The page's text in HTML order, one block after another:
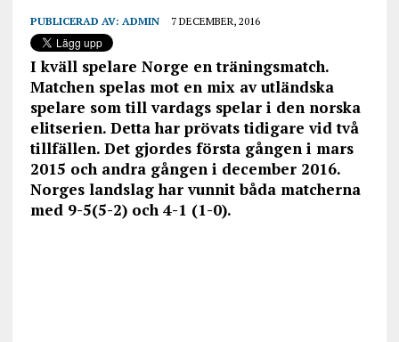
PUBLICERAD AV: ADMIN 7 DECEMBER, 2016
I kväll spelare Norge en träningsmatch.
Matchen spelas mot en mix av utländska
spelare som till vardags spelar i den norska
elitserien. Detta har prövats tidigare vid två
tillfällen. Det gjordes första gången i mars
2015 och andra gången i december 2016.
Norges landslag har vunnit båda matcherna
med 9-5(5-2) och 4-1 (1-0).